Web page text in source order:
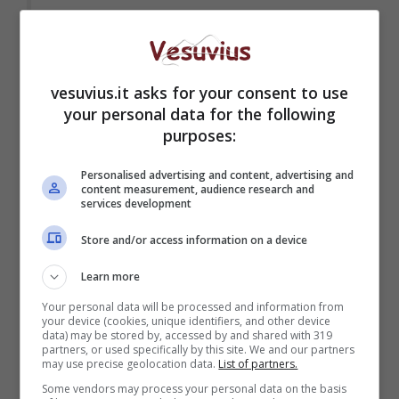
— Adnkronos (@Adnkronos)
December 4, 2020
Il 22 settembre scorso c’erano state delle
vesuvius.it asks for your consent to use
your personal data for the following
purposes:
Personalised advertising and content, advertising and
content measurement, audience research and
services development
Store and/or access information on a device
Learn more
Your personal data will be processed and information from
your device (cookies, unique identifiers, and other device
data) may be stored by, accessed by and shared with 319
partners, or used specifically by this site. We and our partners
may use precise geolocation data. List of partners.
Some vendors may process your personal data on the basis